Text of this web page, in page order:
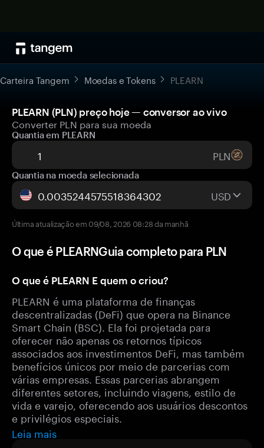
Carteira Tangem Moedas e Tokens PLEARN
PLEARN (PLN) preço hoje — conversor ao vivo
Converter PLN para sua moeda
Quantia em PLEARN
PLN
Quantia na moeda selecionada
USD
Última atualização em 09/08, 2026 08:28 da manhã
O que é PLEARNGuia completo para PLN
O que é PLEARN E quem o criou?
PLEARN é uma plataforma de finanças
descentralizadas (DeFi) que opera na Binance
Smart Chain (BSC). Ela foi projetada para
oferecer não apenas os retornos típicos
associados aos investimentos DeFi, mas também
benefícios únicos por meio de parcerias com
várias empresas. Essas parcerias abrangem
diferentes setores, incluindo viagens, estilo de
vida e varejo, oferecendo aos usuários descontos
e privilégios especiais.
Leia mais